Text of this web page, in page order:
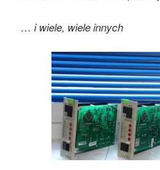
… i wiele, wiele innych